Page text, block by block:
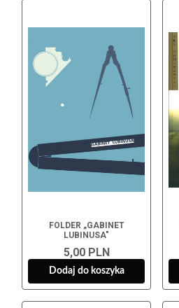
FOLDER „GABINET
LUBINUSA"
5,00 PLN
Dodaj do koszyka